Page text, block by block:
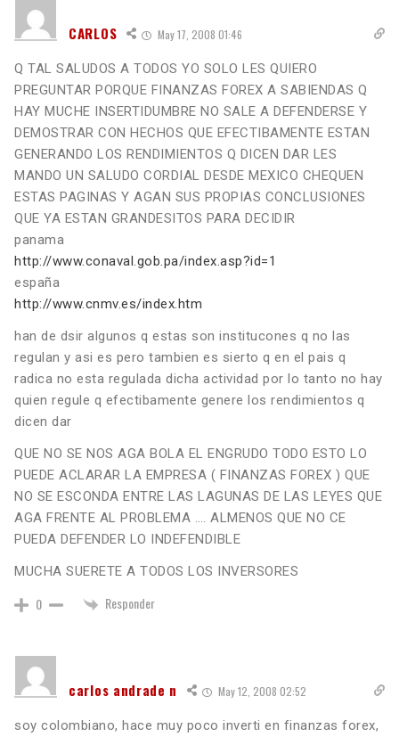
CARLOS May 17, 2008 01:46
Q TAL SALUDOS A TODOS YO SOLO LES QUIERO
PREGUNTAR PORQUE FINANZAS FOREX A SABIENDAS Q
HAY MUCHE INSERTIDUMBRE NO SALE A DEFENDERSE Y
DEMOSTRAR CON HECHOS QUE EFECTIBAMENTE ESTAN
GENERANDO LOS RENDIMIENTOS Q DICEN DAR LES
MANDO UN SALUDO CORDIAL DESDE MEXICO CHEQUEN
ESTAS PAGINAS Y AGAN SUS PROPIAS CONCLUSIONES
QUE YA ESTAN GRANDESITOS PARA DECIDIR
panama
http://www.conaval.gob.pa/index.asp?id=1
españa
http://www.cnmv.es/index.htm
han de dsir algunos q estas son institucones q no las
regulan y asi es pero tambien es sierto q en el pais q
radica no esta regulada dicha actividad por lo tanto no hay
quien regule q efectibamente genere los rendimientos q
dicen dar
QUE NO SE NOS AGA BOLA EL ENGRUDO TODO ESTO LO
PUEDE ACLARAR LA EMPRESA ( FINANZAS FOREX ) QUE
NO SE ESCONDA ENTRE LAS LAGUNAS DE LAS LEYES QUE
AGA FRENTE AL PROBLEMA …. ALMENOS QUE NO CE
PUEDA DEFENDER LO INDEFENDIBLE
MUCHA SUERETE A TODOS LOS INVERSORES
0 Responder
carlos andrade n May 12, 2008 02:52
soy colombiano, hace muy poco inverti en finanzas forex,